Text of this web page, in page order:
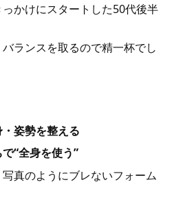
かけにスタートした50代後半
ランスを取るので精一杯でし
姿勢を整える
“全身を使う”
真のようにブレないフォーム